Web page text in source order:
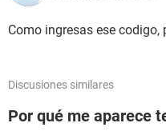
Como ingresas ese
Discusiones similares
Por qué me aparece